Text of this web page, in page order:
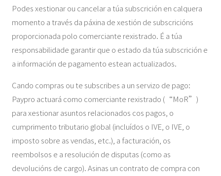
Podes xestionar ou cancelar a túa subscrición en calquera
momento a través da páxina de xestión de subscricións
proporcionada polo comerciante rexistrado. É a túa
responsabilidade garantir que o estado da túa subscrición e
a información de pagamento estean actualizados.
Cando compras ou te subscribes a un servizo de pago:
Paypro actuará como comerciante rexistrado (“MoR”)
para xestionar asuntos relacionados cos pagos, o
cumprimento tributario global (incluídos o IVE, o IVE, o
imposto sobre as vendas, etc.), a facturación, os
reembolsos e a resolución de disputas (como as
devolucións de cargo). Asinas un contrato de compra con